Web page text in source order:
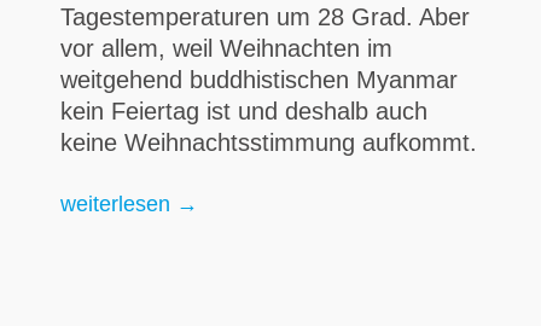
Tagestemperaturen um 28 Grad. Aber
vor allem, weil Weihnachten im
weitgehend buddhistischen Myanmar
kein Feiertag ist und deshalb auch
keine Weihnachtsstimmung aufkommt.
H.I.T. in Myanmar – Teil 5: Das Weihnachten der
weiterlesen →